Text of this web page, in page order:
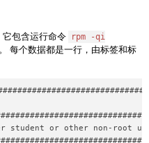
它包含运行命令
rpm -qi
每个数据都是一行，由标签和标
student or other non-root